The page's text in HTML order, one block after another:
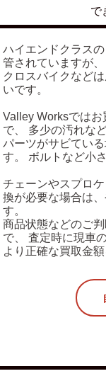
で
ハイエンドクラス
管されていますが、
クロスバイクなど
いです。
Valley Worksでは
で、 多少の汚れな
パーツがサビてい
す。 ボルトなど小
チェーンやスプロ
換が必要な場合は
す。
商品状態などのご
で、 査定時に現車
より正確な買取金